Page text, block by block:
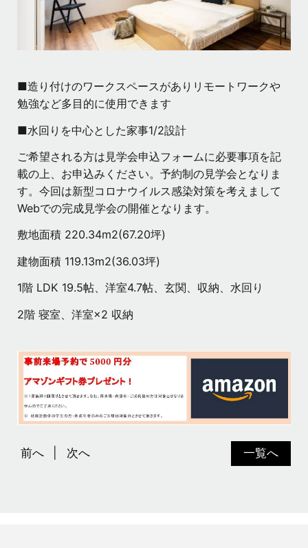
■造り付けのワークスペースがありリモートワークや
勉強など多目的に使用できます
■水回りを中心とした家事1/2設計
ご希望される方は見学会申込フォームに必要事項を記
載の上、お申込みください。予約制の見学会となりま
す。今回は新型コロナウイルス感染対策を考えまして
Webでの完成見学会の開催となります。
敷地面積 220.34m2(67.20坪)
建物面積 119.13m2(36.03坪)
1階 LDK 19.5帖、洋室4.7帖、玄関、収納、水回り
2階 寝室、洋室×2 収納
一覧へ
前へ 次へ